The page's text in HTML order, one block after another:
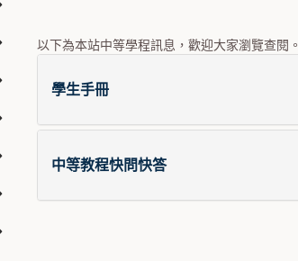
以下為本站中等學程訊息，歡迎大家瀏覽查閱。
學生手冊
中等教程快問快答